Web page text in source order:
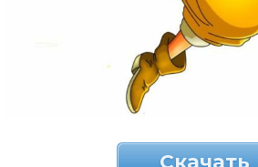
Скачать